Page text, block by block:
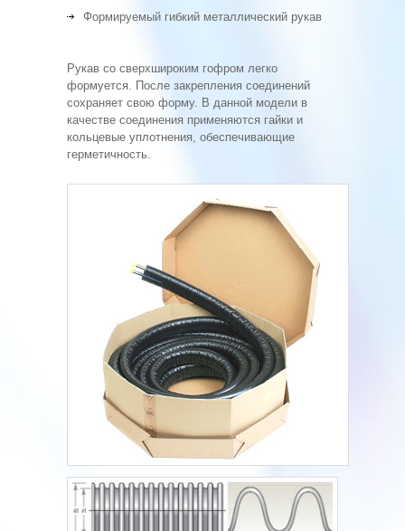
Формируемый гибкий металлический рукав
Рукав со сверхшироким гофром легко
формуется. После закрепления соединений
сохраняет свою форму. В данной модели в
качестве соединения применяются гайки и
кольцевые уплотнения, обеспечивающие
герметичность.